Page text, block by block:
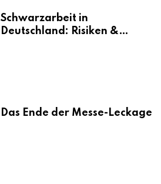
Schwarzarbeit in
Deutschland: Risiken &
Das Ende der Messe-Leckage